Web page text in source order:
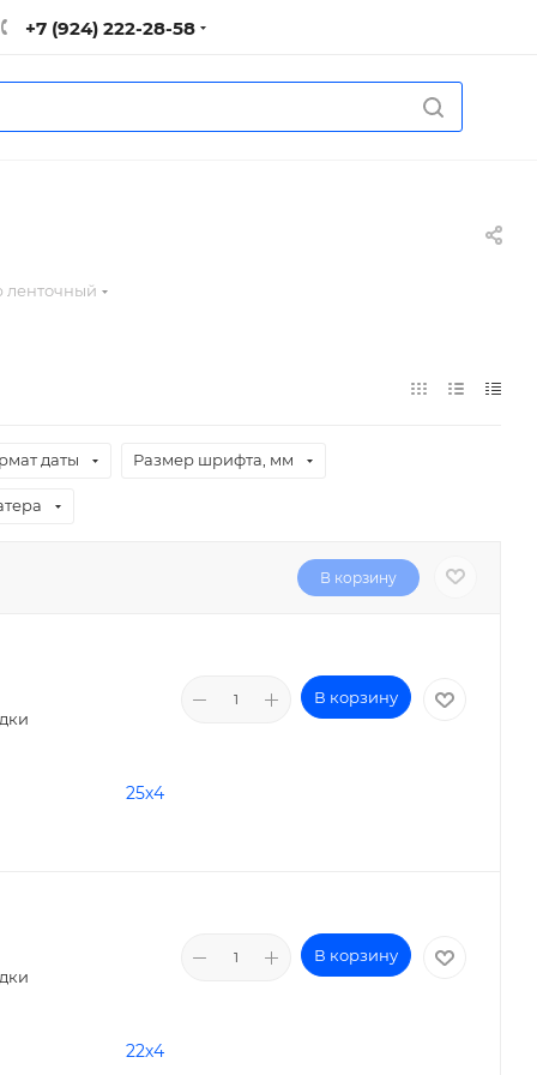
+7 (924) 222-28-58
ленточный
даты Размер шрифта, мм
В корзину
В корзину
25х4
В корзину
22х4